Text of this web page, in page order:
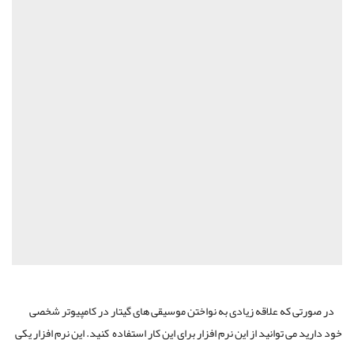
در صورتی که علاقه زیادی به نواختن موسیقی های گیتار در کامپیوتر شخصی
خود دارید می توانید از این نرم افزار برای این کار استفاده کنید. این نرم افزار یکی